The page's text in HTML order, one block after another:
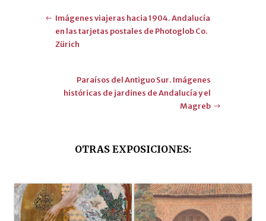
Imágenes viajeras hacia 1904. Andalucía
en las tarjetas postales de Photoglob Co.
Zürich
Paraísos del Antiguo Sur. Imágenes
históricas de jardines de Andalucía y el
Magreb
OTRAS EXPOSICIONES: